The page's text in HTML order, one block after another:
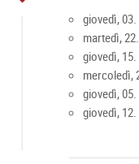
giovedì,
martedì,
giovedì,
mercoledì,
giovedì,
giovedì,